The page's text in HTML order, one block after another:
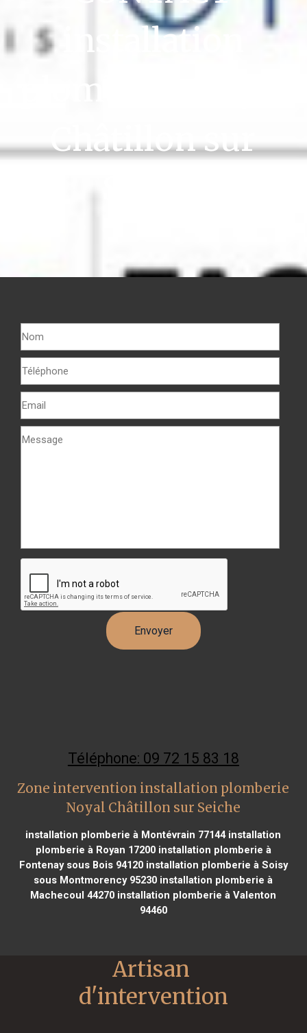
installation
plomberie Noyal
Châtillon sur
Téléphone: 09 72 15 83 18
Zone intervention installation plomberie
Noyal Châtillon sur Seiche
installation plomberie à Montévrain 77144installation
plomberie à Royan 17200installation plomberie à
Fontenay sous Bois 94120installation plomberie à Soisy
sous Montmorency 95230 installation plomberie à
Machecoul 44270 installation plomberie à Valenton
94460
Artisan
d'intervention